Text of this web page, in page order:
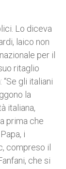
Lo diceva
laico non
per il
ritaglio
gli italiani
la
italiana,
prima che
i
compreso il
che si